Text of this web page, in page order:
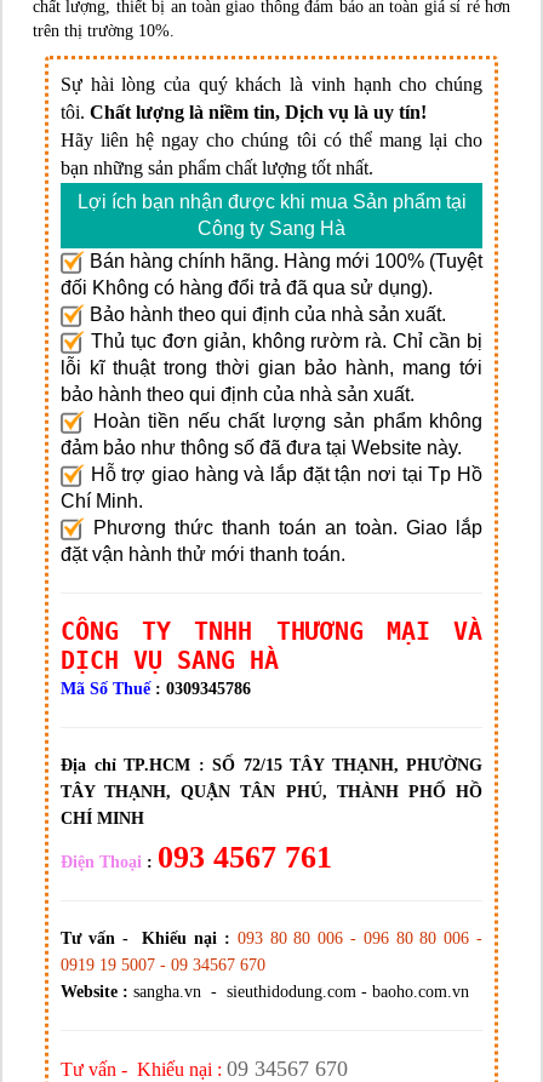
chất lượng, thiết bị an toàn giao thông đảm bảo an toàn giá sỉ rẻ hơn
trên thị trường 10%.
Sự hài lòng của quý khách là vinh hạnh cho chúng
tôi. Chất lượng là niềm tin, Dịch vụ là uy tín!
Hãy liên hệ ngay cho chúng tôi có thể mang lại cho
bạn những sản phẩm chất lượng tốt nhất.
Lợi ích bạn nhận được khi mua Sản phẩm tại
Công ty Sang Hà
Bán hàng chính hãng. Hàng mới 100% (Tuyệt
đối Không có hàng đổi trả đã qua sử dụng).
Bảo hành theo qui định của nhà sản xuất.
Thủ tục đơn giản, không rườm rà. Chỉ cần bị
lỗi kĩ thuật trong thời gian bảo hành, mang tới
bảo hành theo qui định của nhà sản xuất.
Hoàn tiền nếu chất lượng sản phẩm không
đảm bảo như thông số đã đưa tại Website này.
Hỗ trợ giao hàng và lắp đặt tận nơi tại Tp Hồ
Chí Minh.
Phương thức thanh toán an toàn. Giao lắp
đặt vận hành thử mới thanh toán.
CÔNG TY TNHH THƯƠNG MẠI VÀ
DỊCH VỤ SANG HÀ
Mã Số Thuế: 0309345786
Địa chỉ TP.HCM : SỐ 72/15 TÂY THẠNH, PHƯỜNG
TÂY THẠNH, QUẬN TÂN PHÚ, THÀNH PHỐ HỒ
CHÍ MINH
Điện Thoại : 093 4567 761
Tư vấn - Khiếu nại : 093 80 80 006 - 096 80 80 006 -
0919 19 5007 - 09 34567 670
Website : sangha.vn - sieuthidodung.com - baoho.com.vn
Tư vấn - Khiếu nại : 09 34567 670